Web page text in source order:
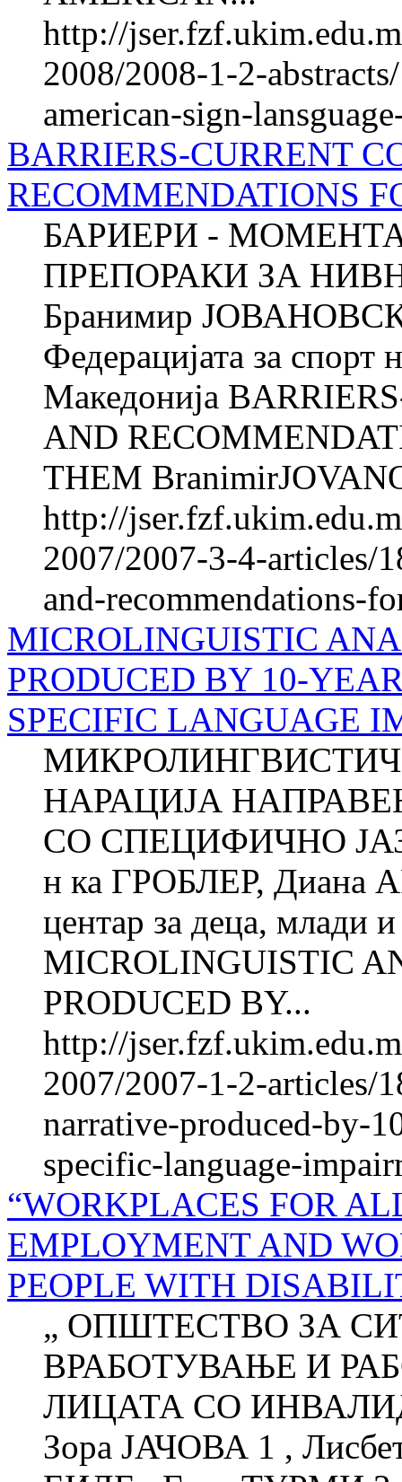
http://
2008/2008-1-2-
american-sign-
BARRIERS-CURRENT
RECOMMENDATIONS
БАРИЕРИ -
ПРЕПОРАКИ ЗА
Бранимир
Федерацијата за спорт
Македонија
AND
THEM
http://
2007/2007-3-4-articles/
and-recommendations-
MICROLINGUISTIC
PRODUCED BY 10-
SPECIFIC LANGUAGE
НАРАЦИЈА
СО СПЕЦИФИЧНО
н ка ГРОБЛЕР, Диана
центар за деца, млади
MICROLINGUISTIC
PRODUCED BY...
http://
2007/2007-1-2-articles/
narrative-produced-by-
specific-language-
“WORKPLACES FOR
EMPLOYMENT AND
PEOPLE WITH
„ ОПШТЕСТВО ЗА
ВРАБОТУВАЊЕ И
ЛИЦАТА СО
Зора ЈАЧОВА 1 ,